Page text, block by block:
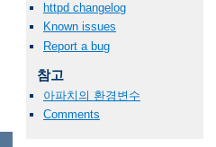
httpd changelog
Known issues
Report a bug
참고
아파치의 환경변수
Comments